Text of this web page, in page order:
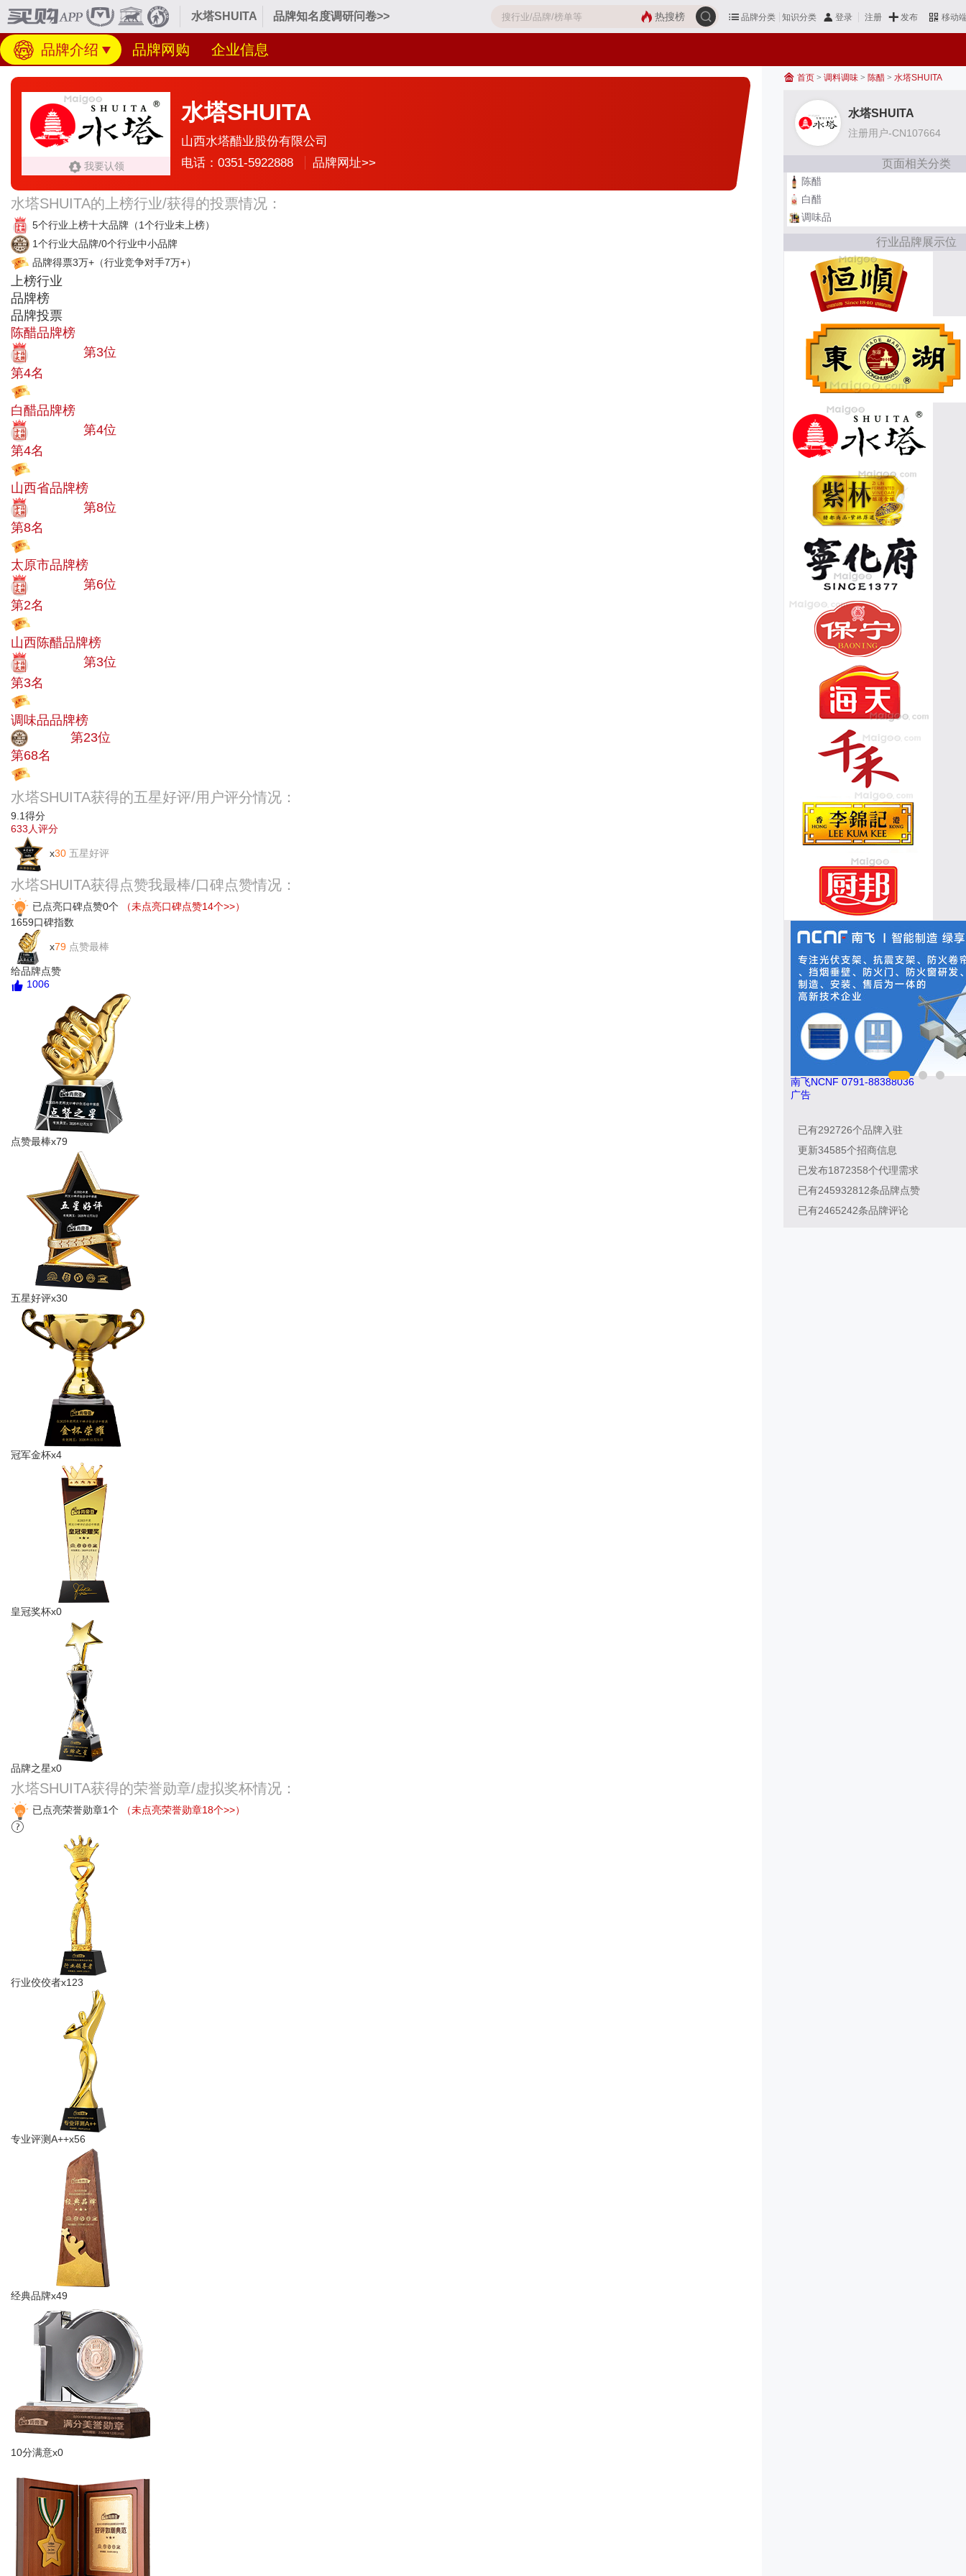
水塔SHUITA 品牌知名度调研问卷>> 品牌分类 知识分类 登录 注册 发布 移动
热搜榜
品牌介绍 品牌网购 企业信息
我要认领
水塔SHUITA
山西水塔醋业股份有限公司
电话：0351-5922888
品牌网址>>
水塔SHUITA的上榜行业/获得的投票情况：
5个行业上榜十大品牌 （1个行业未上榜）
1个行业大品牌/0个行业中小品牌
品牌得票3万+ （行业竞争对手7万+）
上榜行业
品牌榜
品牌投票
陈醋品牌榜
第3位
第4名
白醋品牌榜
第4位
第4名
山西省品牌榜
第8位
第8名
太原市品牌榜
第6位
第2名
山西陈醋品牌榜
第3位
第3名
调味品品牌榜
第23位
第68名
水塔SHUITA获得的五星好评/用户评分情况：
9.1得分
633人评分
x30 五星好评
水塔SHUITA获得点赞我最棒/口碑点赞情况：
已点亮口碑点赞0个
（未点亮口碑点赞14个>>）
1659口碑指数
x79 点赞最棒
给品牌点赞
1006
点赞最棒x79
五星好评x30
冠军金杯x4
皇冠奖杯x0
品牌之星x0
水塔SHUITA获得的荣誉勋章/虚拟奖杯情况：
已点亮荣誉勋章1个 （未点亮荣誉勋章18个>>）
行业佼佼者x123
专业​评测A++x56
经典品牌x49
10分满意x0
首页 > 调料调味 > 陈醋 > 水塔SHUITA
水塔SHUITA
注册用户-CN107664
页面相关分类
陈醋
白醋
调味品
行业品牌展示位
亚通Aton 400-636-1218
广告
已有292726个品牌入驻
更新34585个招商信息
已发布1872358个代理需求
已有245932812条品牌点赞
已有2465242条品牌评论